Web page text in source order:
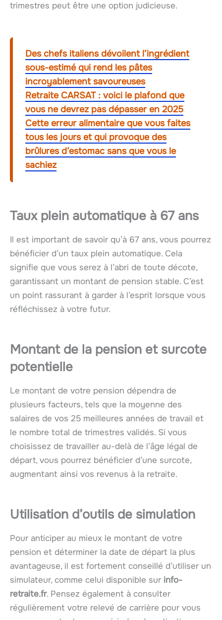
trimestres peut être une option judicieuse.
Des chefs italiens dévoilent l’ingrédient
sous-estimé qui rend les pâtes
incroyablement savoureuses
Retraite CARSAT : voici le plafond que
vous ne devrez pas dépasser en 2025
Cette erreur alimentaire que vous faites
tous les jours et qui provoque des
brûlures d’estomac sans que vous le
sachiez
Taux plein automatique à 67 ans
Il est important de savoir qu’à 67 ans, vous pourrez
bénéficier d’un taux plein automatique. Cela
signifie que vous serez à l’abri de toute décote,
garantissant un montant de pension stable. C’est
un point rassurant à garder à l’esprit lorsque vous
réfléchissez à votre futur.
Montant de la pension et surcote
potentielle
Le montant de votre pension dépendra de
plusieurs facteurs, tels que la moyenne des
salaires de vos 25 meilleures années de travail et
le nombre total de trimestres validés. Si vous
choisissez de travailler au-delà de l’âge légal de
départ, vous pourrez bénéficier d’une surcote,
augmentant ainsi vos revenus à la retraite.
Utilisation d’outils de simulation
Pour anticiper au mieux le montant de votre
pension et déterminer la date de départ la plus
avantageuse, il est fortement conseillé d’utiliser un
simulateur, comme celui disponible sur info-
retraite.fr. Pensez également à consulter
régulièrement votre relevé de carrière pour vous